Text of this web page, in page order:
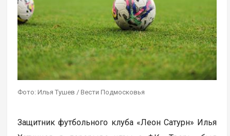
Фото: Илья Тушев / Вести Подмосковья
Защитник футбольного клуба «Леон Сатурн» Илья